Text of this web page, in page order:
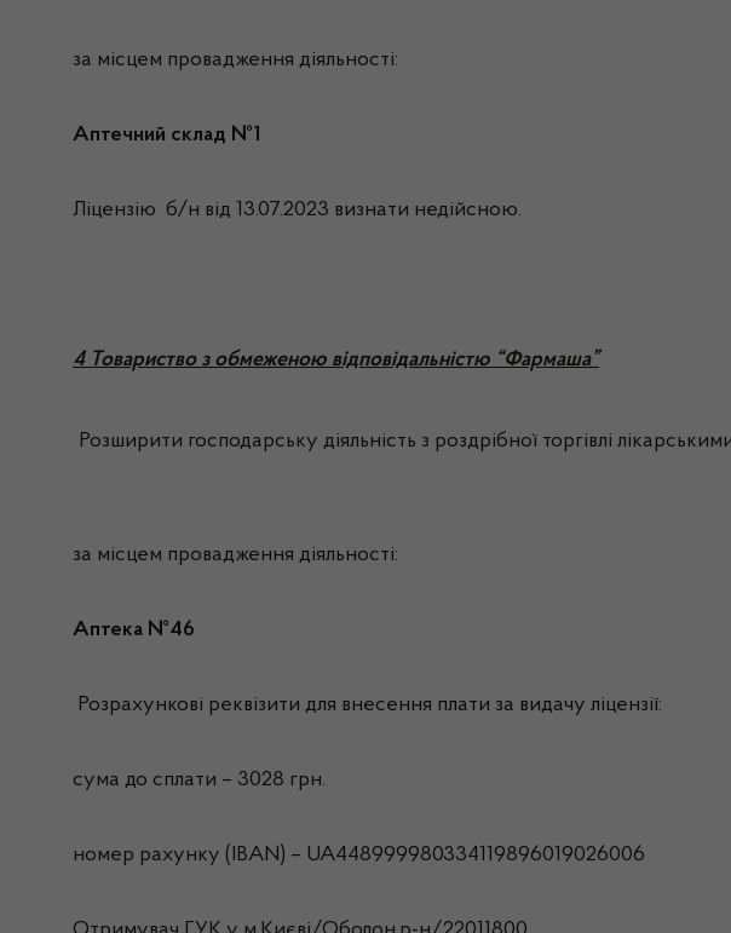
за місцем провадження діяльності:
Аптечний склад №1
Ліцензію б/н від 13.07.2023 визнати недійсною.
4 Товариство з обмеженою відповідальністю “Фармаша”
Розширити господарську діяльність з роздрібної торгівлі
за місцем провадження діяльності:
Аптека №46
Розрахункові реквізити для внесення плати за видачу ліцензії:
сума до сплати – 3028 грн.
номер рахунку (IBAN) – UA448999980334119896019026006